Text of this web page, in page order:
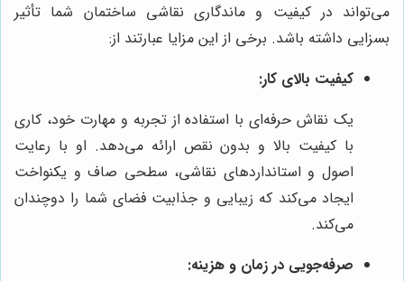
می‌تواند در کیفیت و ماندگاری نقاشی ساختمان شما تأثیر
بسزایی داشته باشد. برخی از این مزایا عبارتند از:
کیفیت بالای کار:
یک نقاش حرفه‌ای با استفاده از تجربه و مهارت خود، کاری
با کیفیت بالا و بدون نقص ارائه می‌دهد. او با رعایت
اصول و استانداردهای نقاشی، سطحی صاف و یکنواخت
ایجاد می‌کند که زیبایی و جذابیت فضای شما را دوچندان
می‌کند.
صرفه‌جویی در زمان و هزینه: